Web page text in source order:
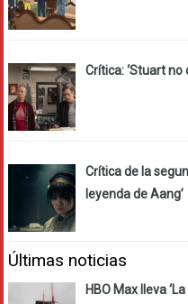
Crítica: ‘Stuart no
Crítica de la
leyenda de Aang’
Últimas noticias
HBO Max lleva